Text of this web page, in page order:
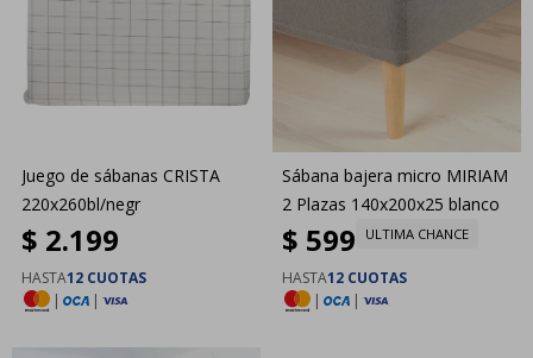
Juego de sábanas CRISTA
220x260bl/negr
$ 2.199
HASTA12 CUOTAS
|
|
Sábana bajera micro MIRIAM
2 Plazas 140x200x25 blanco
$ 599 ULTIMA CHANCE
HASTA12 CUOTAS
|
|